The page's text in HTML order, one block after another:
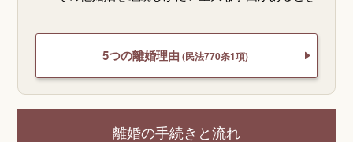
5つの離婚理由 (民法770条1項)
離婚の手続きと流れ